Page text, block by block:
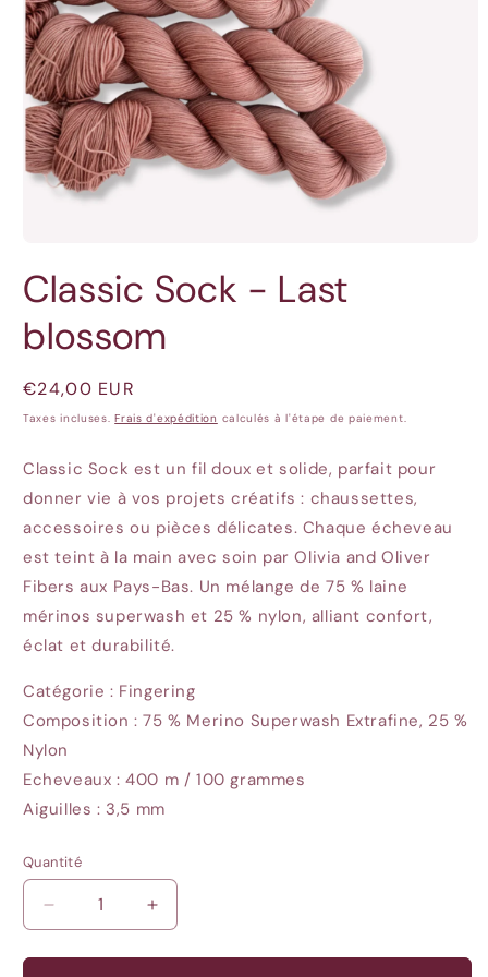
média
1
une
fenêtre
Classic Sock - Last
blossom
Prix
habituel
€24,00 EUR
Taxes incluses.Frais d'expédition calculés à l'étape de paiement.
Classic Sock est un fil doux et solide, parfait pour
donner vie à vos projets créatifs : chaussettes,
accessoires ou pièces délicates. Chaque écheveau
est teint à la main avec soin par Olivia and Oliver
Fibers aux Pays-Bas. Un mélange de 75 % laine
mérinos superwash et 25 % nylon, alliant confort,
éclat et durabilité.
Catégorie : Fingering
Composition : 75 % Merino Superwash Extrafine, 25 %
Nylon
Echeveaux : 400 m / 100 grammes
Aiguilles : 3,5 mm
Quantité
Quantité
Réduire
la
quantité
Augmenter
la
quantité